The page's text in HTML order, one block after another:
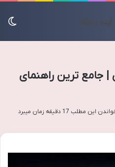
جامع ترین راهنمای
این مطلب 17 دقیقه زمان میبرد